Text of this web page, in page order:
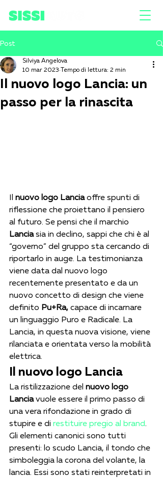
Post
Il nuovo logo Lancia: un
passo per la rinascita
Silviya Angelova
10 mar 2023 Tempo di lettura: 2 min
Il nuovo logo Lancia offre spunti di
riflessione che proiettano il pensiero
al futuro. Se pensi che il marchio
Lancia sia in declino, sappi che chi è al
“governo” del gruppo sta cercando di
riportarlo in auge. La testimonianza
viene data dal nuovo logo
recentemente presentato e da un
nuovo concetto di design che viene
definito Pu+Ra, capace di incarnare
un linguaggio Puro e Radicale. La
Lancia, in questa nuova visione, viene
rilanciata e orientata verso la mobilità
elettrica.
Il nuovo logo Lancia
La ristilizzazione del nuovo logo
Lancia vuole essere il primo passo di
una vera rifondazione in grado di
stupire e di restituire pregio al brand.
Gli elementi canonici sono tutti
presenti: lo scudo Lancia, il tondo che
simboleggia la corona del volante, la
lancia. Essi sono stati reinterpretati in